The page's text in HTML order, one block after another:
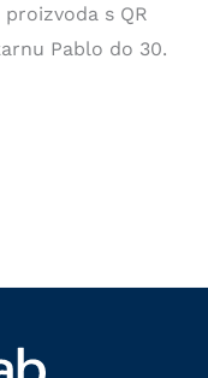
s QR
Pablo do 30.